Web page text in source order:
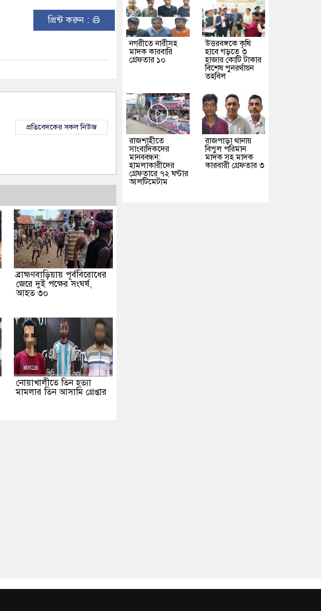
প্রিন্ট করুন :
প্রতিবেদকের সকল নিউজ
ব্রাহ্মণবাড়িয়ায় পূর্ববিরোধের
জেরে দুই পক্ষের সংঘর্ষ,
আহত ৩০
নোয়াখালীতে তিন হত্যা
মামলার তিন আসামি গ্রেপ্তার
নগরীতে নারীসহ
মাদক কারবারি
গ্রেফতার ১০
উত্তরবঙ্গকে কৃষি
হাবে গড়তে ৩
হাজার কোটি টাকার
বিশেষ পুনরর্থায়ন
তহবিল
রাজশাহীতে
সাংবাদিকদের
মানববন্ধন:
হামলাকারীদের
গ্রেফতারে ৭২ ঘণ্টার
আলটিমেটাম
রাজপাড়া থানায়
বিপুল পরিমান
মাদক সহ মাদক
কারবারী গ্রেফতার ৩